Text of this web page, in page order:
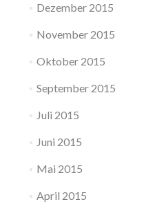
Dezember 2015
November 2015
Oktober 2015
September 2015
Juli 2015
Juni 2015
Mai 2015
April 2015